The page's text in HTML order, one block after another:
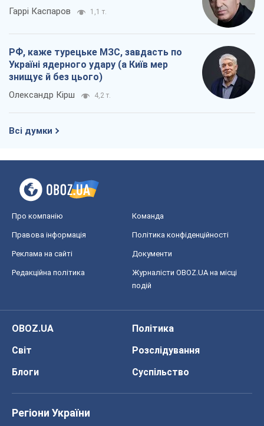
Гаррі Каспаров 1,1 т.
РФ, каже турецьке МЗС, завдасть по
Україні ядерного удару (а Київ мер
знищує й без цього)
Олександр Кірш 4,2 т.
Всі думки
Про компанію Команда
Правова інформація Політика конфіденційності
Реклама на сайті Документи
Редакційна політика
Журналісти OBOZ.UA на місці
подій
OBOZ.UA
Політика
Світ
Розслідування
Блоги
Суспільство
Регіони України